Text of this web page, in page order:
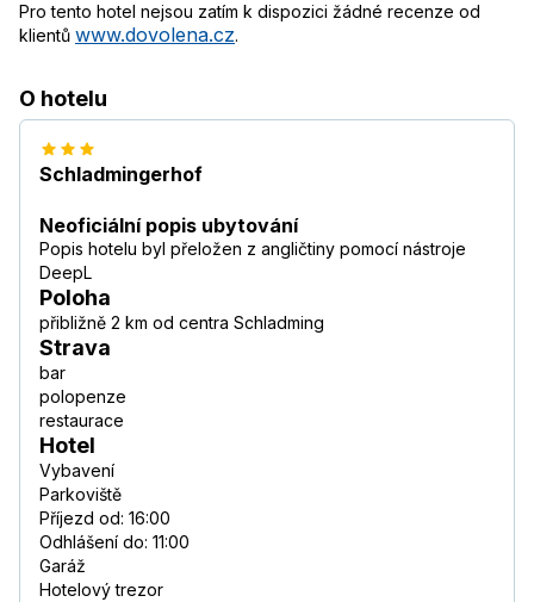
Pro tento hotel nejsou zatím k dispozici žádné recenze od
klientů www.dovolena.cz.
O hotelu
Schladmingerhof
Neoficiální popis ubytování
Popis hotelu byl přeložen z angličtiny pomocí nástroje
DeepL
Poloha
přibližně 2 km od centra Schladming
Strava
bar
polopenze
restaurace
Hotel
Vybavení
Parkoviště
Příjezd od: 16:00
Odhlášení do: 11:00
Garáž
Hotelový trezor